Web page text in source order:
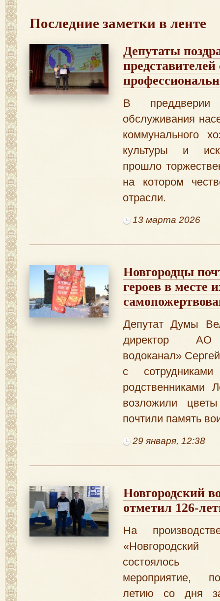
Последние заметки в ленте
Депутаты
В
обслуживания
коммунального
культуры и
прошло
на котором
отрасли.
13 марта 2026
Новгородцы
героев в месте
Депутат Думы
директор АО
водоканал»
с
родственниками
возложили
почтили память
29 января, 12:38
Новгородский
отметил 126-
На
состоялось
мероприятие,
летию со дня